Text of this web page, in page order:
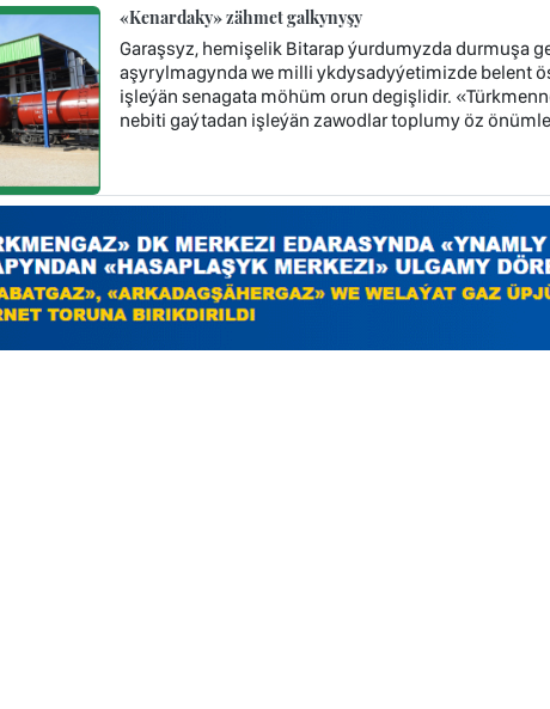
«Kenardaky» zähmet galkynyşy
Garaşsyz, hemişelik Bitarap ýurdumyzda durmuşa
aşyrylmagynda we milli ykdysadyýetimizde belent
işleýän senagata möhüm orun degişlidir.
nebiti gaýtadan işleýän zawodlar toplumy öz